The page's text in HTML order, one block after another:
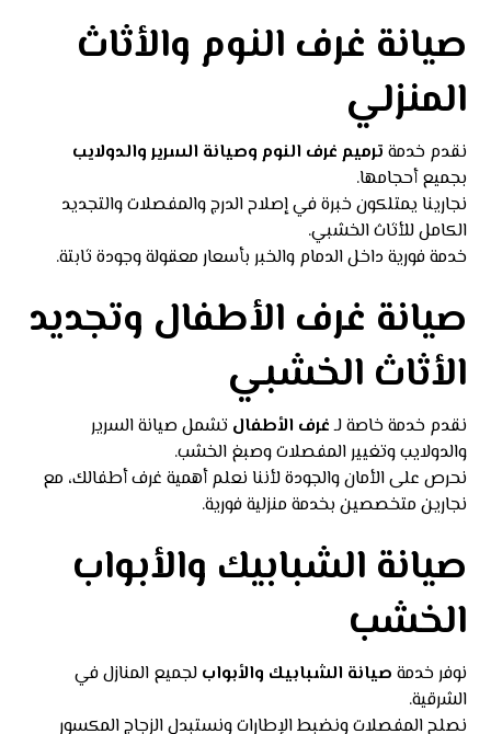
صيانة غرف النوم والأثاث
المنزلي
نقدم خدمة ترميم غرف النوم وصيانة السرير والدولايب
بجميع أحجامها.
نجارينا يمتلكون خبرة في إصلاح الدرج والمفصلات والتجديد
الكامل للأثاث الخشبي.
خدمة فورية داخل الدمام والخبر بأسعار معقولة وجودة ثابتة.
صيانة غرف الأطفال وتجديد
الأثاث الخشبي
نقدم خدمة خاصة لـغرف الأطفال تشمل صيانة السرير
والدولايب وتغيير المفصلات وصبغ الخشب.
نحرص على الأمان والجودة لأننا نعلم أهمية غرف أطفالك، مع
نجارين متخصصين بخدمة منزلية فورية.
صيانة الشبابيك والأبواب
الخشب
نوفر خدمة صيانة الشبابيك والأبواب لجميع المنازل في
الشرقية.
نصلح المفصلات ونضبط الإطارات ونستبدل الزجاج المكسور